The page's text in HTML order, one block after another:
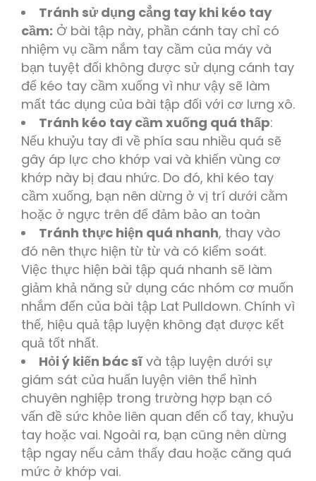
Tránh sử dụng cẳng tay khi kéo tay
cầm: Ở bài tập này, phần cánh tay chỉ có
nhiệm vụ cầm nắm tay cầm của máy và
bạn tuyệt đối không được sử dụng cánh tay
để kéo tay cầm xuống vì như vậy sẽ làm
mất tác dụng của bài tập đối với cơ lưng xô.
Tránh kéo tay cầm xuống quá thấp:
Nếu khuỷu tay đi về phía sau nhiều quá sẽ
gây áp lực cho khớp vai và khiến vùng cơ
khớp này bị đau nhức. Do đó, khi kéo tay
cầm xuống, bạn nên dừng ở vị trí dưới cằm
hoặc ở ngực trên để đảm bảo an toàn
Tránh thực hiện quá nhanh, thay vào
đó nên thực hiện từ từ và có kiểm soát.
Việc thực hiện bài tập quá nhanh sẽ làm
giảm khả năng sử dụng các nhóm cơ muốn
nhắm đến của bài tập Lat Pulldown. Chính vì
thế, hiệu quả tập luyện không đạt được kết
quả tốt nhất.
Hỏi ý kiến bác sĩvà tập luyện dưới sự
giám sát của huấn luyện viên thể hình
chuyên nghiệp trong trường hợp bạn có
vấn đề sức khỏe liên quan đến cổ tay, khuỷu
tay hoặc vai. Ngoài ra, bạn cũng nên dừng
tập ngay nếu cảm thấy đau hoặc căng quá
mức ở khớp vai.